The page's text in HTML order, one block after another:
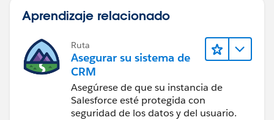
Aprendizaje relacionado
Ruta
Asegurar su sistema de
CRM
Asegúrese de que su instancia de
Salesforce esté protegida con
seguridad de los datos y del usuario.